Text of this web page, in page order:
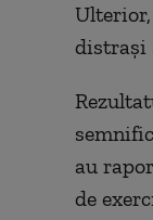
distrași
au
de